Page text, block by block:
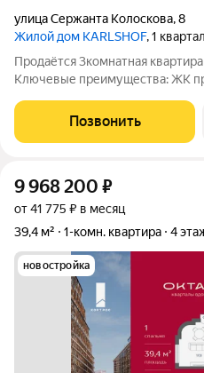
улица Сержанта Колоскова,8
Жилой дом KARLSHOF, 1
Продаётся 3комнатная
Ключевые преимущества: ЖК
Прямой выход в парк.
(Bugnatese, Bosch, Whirlpool,
Позвонить
9 968 200 ₽
от 41 775 ₽ в месяц
39,4 м²
1-комн. квартира 4
новостройка